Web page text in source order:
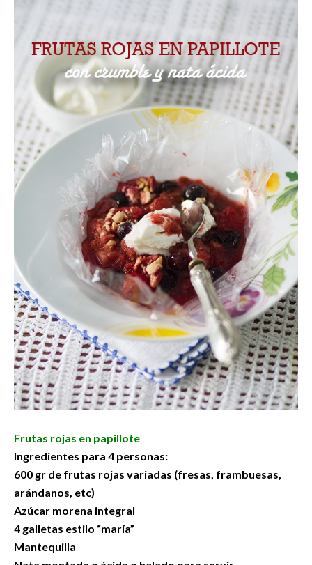
Frutas rojas en papillote
Ingredientes para 4 personas:
600 gr de frutas rojas variadas (fresas, frambuesas,
arándanos, etc)
Azúcar morena integral
4 galletas estilo “maría”
Mantequilla